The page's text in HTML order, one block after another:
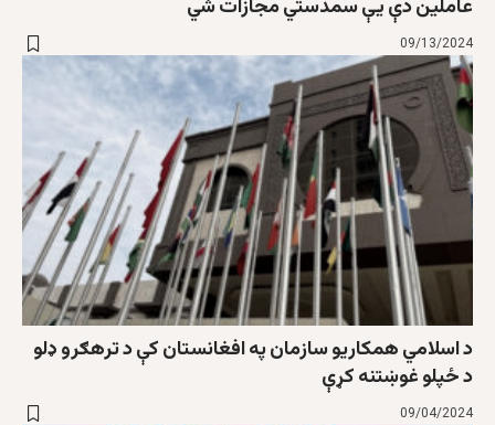
عاملین دې يې سمدستي مجازات شي
09/13/2024
د اسلامي همکاریو سازمان په افغانستان کې د ترهګرو ډلو
د ځپلو غوښتنه کړې
09/04/2024